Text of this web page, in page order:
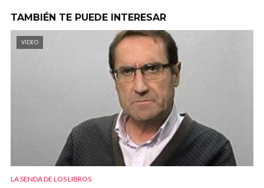
TAMBIÉN TE PUEDE INTERESAR
VIDEO
LA SENDA DE LOS LIBROS